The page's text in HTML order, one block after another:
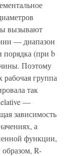
вызывают
— диапазон
порядка (при b
Поэтому
рабочая группа
так
—
зависимость
а
функции,
R-